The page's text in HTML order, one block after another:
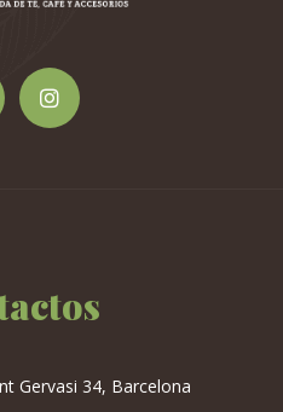
Gervasi 34, Barcelona